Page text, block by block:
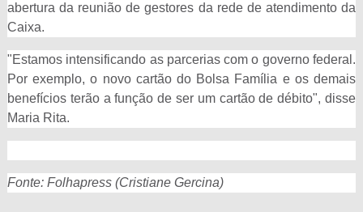
abertura da reunião de gestores da rede de atendimento da
Caixa.
"Estamos intensificando as parcerias com o governo federal.
Por exemplo, o novo cartão do Bolsa Família e os demais
benefícios terão a função de ser um cartão de débito", disse
Maria Rita.
Fonte: Folhapress (Cristiane Gercina)